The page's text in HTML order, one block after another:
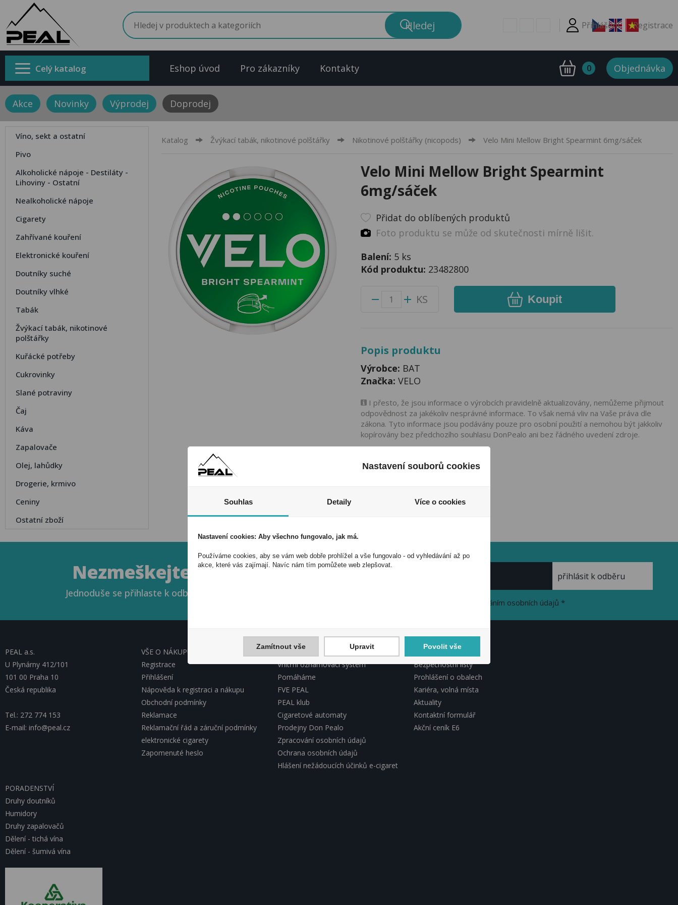
Přihlášení Registrace
Celý katalog Eshop úvod Pro zákazníky Kontakty 0 Objednávka
Akce Novinky Výprodej Doprodej
Víno, sekt a ostatní
Pivo
Alkoholické nápoje - Destiláty -
Lihoviny - Ostatní
Nealkoholické nápoje
Cigarety
Zahřívané kouření
Elektronické kouření
Doutníky suché
Doutníky vlhké
Tabák
Žvýkací tabák, nikotinové
polštářky
Kuřácké potřeby
Cukrovinky
Slané potraviny
Čaj
Káva
Zapalovače
Olej, lahůdky
Drogerie, krmivo
Ceniny
Ostatní zboží
Katalog Žvýkací tabák, nikotinové polštářky Nikotinové polštářky (nicopods) Velo Mini Mellow Bright Spearmint 6mg/sáček
Velo Mini Mellow Bright Spearmint
6mg/sáček
Přidat do oblíbených produktů
Foto produktu se může od skutečnosti mírně lišit.
Balení: 5 ks
Kód produktu: 23482800
KS Koupit
Popis produktu
Výrobce: BAT
Značka: VELO
I přesto, že jsou informace o výrobcích pravidelně aktualizovány, nemůžeme přijmout
odpovědnost za jakékoliv nesprávné informace. To však nemá vliv na Vaše práva dle
zákona. Tyto informace jsou podávány pouze pro osobní použití a nemohou být jakkoliv
kopírovány bez předchozího souhlasu DonPealo ani bez řádného uvedení zdroje.
Nezmeškejte naše akce a slevy!
Jednoduše se přihlaste k odběru novinek a využijte exkluzivních výhod!
Souhlasím se zpracováním osobních údajů *
PEAL a.s.
U Plynárny 412/101
101 00 Praha 10
Česká republika
Tel.: 272 774 153
E-mail: info@peal.cz
VŠE O NÁKUPU, ESHOP
Registrace
Přihlášení
Nápověda k registraci a nákupu
Obchodní podmínky
Reklamace
Reklamační řád a záruční podmínky
elektronické cigarety
Zapomenuté heslo
INFORMACE PEAL
Vnitřní oznamovací systém
Pomáháme
FVE PEAL
PEAL klub
Cigaretové automaty
Prodejny Don Pealo
Zpracování osobních údajů
Ochrana osobních údajů
Hlášení nežádoucích účinků e-cigaret
PEAL, DOKUMENTY
Bezpečnostní listy
Prohlášení o obalech
Kariéra, volná místa
Aktuality
Kontaktní formulář
Akční ceník E6
PORADENSTVÍ
Druhy doutníků
Humidory
Druhy zapalovačů
Dělení - tichá vína
Dělení - šumivá vína
Nastavení souborů cookies
Souhlas Detaily Více o cookies
Nastavení cookies: Aby všechno fungovalo, jak má.
Používáme cookies, aby se vám web dobře prohlížel a vše fungovalo - od vyhledávání až po
akce, které vás zajímají. Navíc nám tím pomůžete web zlepšovat.
Zamítnout vše Upravit Povolit vše